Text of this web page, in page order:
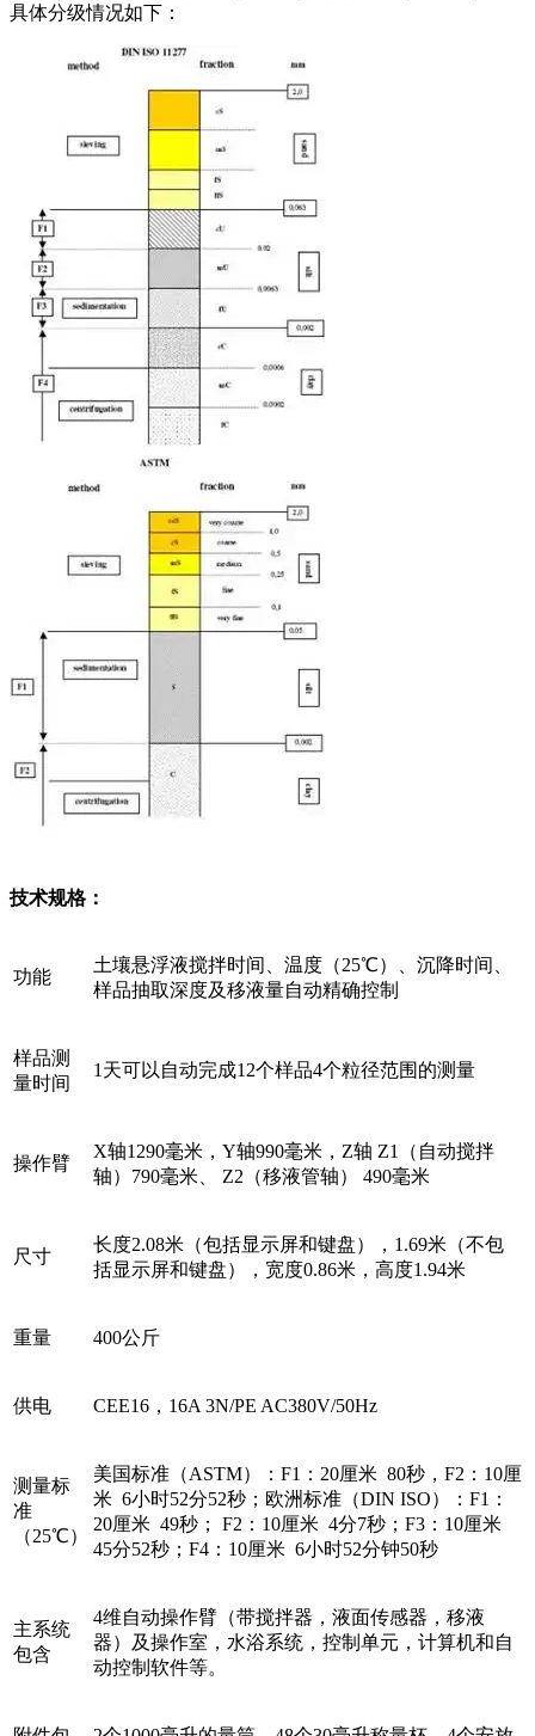
具体分级情况如下：
技术规格：
功能
土壤悬浮液搅拌时间、温度（25℃）、沉降时间、
样品抽取深度及移液量自动精确控制
样品测
量时间
1天可以自动完成12个样品4个粒径范围的测量
操作臂
X轴1290毫米，Y轴990毫米，Z轴 Z1（自动搅拌
轴）790毫米、 Z2（移液管轴） 490毫米
尺寸
长度2.08米（包括显示屏和键盘），1.69米（不包
括显示屏和键盘），宽度0.86米，高度1.94米
重量 400公斤
供电 CEE16，16A 3N/PE AC380V/50Hz
测量标
准
（25℃）
美国标准（ASTM）：F1：20厘米 80秒，F2：10厘
米 6小时52分52秒；欧洲标准（DIN ISO）：F1：
20厘米 49秒； F2：10厘米 4分7秒；F3：10厘米
45分52秒；F4：10厘米 6小时52分钟50秒
主系统
包含
4维自动操作臂（带搅拌器，液面传感器，移液
器）及操作室，水浴系统，控制单元，计算机和自
动控制软件等。